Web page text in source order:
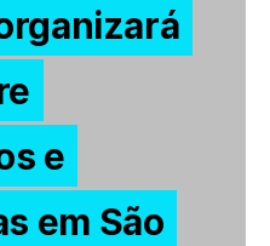
e
em São